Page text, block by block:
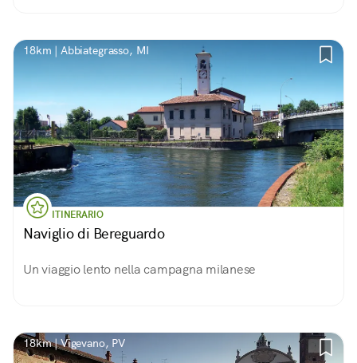
18km | Abbiategrasso, MI
ITINERARIO
Naviglio di Bereguardo
Un viaggio lento nella campagna milanese
18km | Vigevano, PV